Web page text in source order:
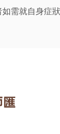
需就自身症